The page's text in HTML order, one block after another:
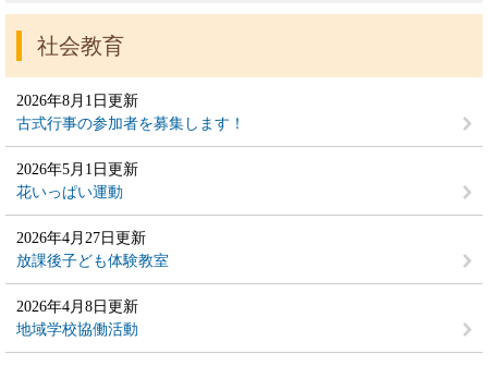
社会教育
2026年8月1日更新
古式行事の参加者を募集します！
2026年5月1日更新
花いっぱい運動
2026年4月27日更新
放課後子ども体験教室
2026年4月8日更新
地域学校協働活動